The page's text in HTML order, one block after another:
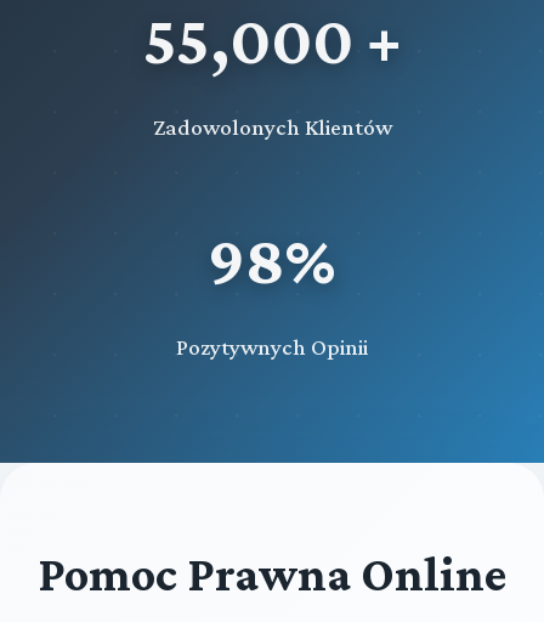
55,000 +
Zadowolonych Klientów
98%
Pozytywnych Opinii
Pomoc Prawna Online